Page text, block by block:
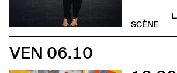
SCÈNE
VEN 06.10